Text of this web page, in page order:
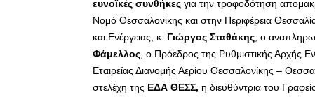
ευνοϊκές συνθήκες για την τροφοδότηση
Νομό Θεσσαλονίκης και στην Περιφέρεια
και Ενέργειας, κ. Γιώργος Σταθάκης , ο
Φάμελλος , ο Πρόεδρος της Ρυθμιστικής Αρχής
Εταιρείας Διανομής Αερίου Θεσσαλονίκης –
στελέχη της ΕΔΑ ΘΕΣΣ, η διευθύντρια του